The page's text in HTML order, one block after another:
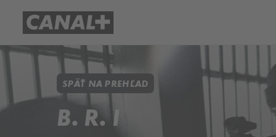
SPÄŤ NA PREHĽAD
B. R. I